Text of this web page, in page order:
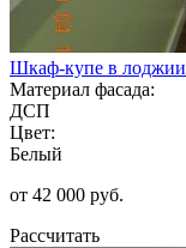
Шкаф-купе в лоджии
Материал фасада:
ДСП
Цвет:
Белый
от 42 000 руб.
Рассчитать